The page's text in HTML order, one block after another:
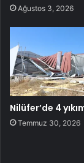
Ağustos 3, 2026
Nilüfer’de 4
Temmuz 30, 2026